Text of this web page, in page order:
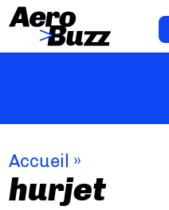
Accueil »
hurjet